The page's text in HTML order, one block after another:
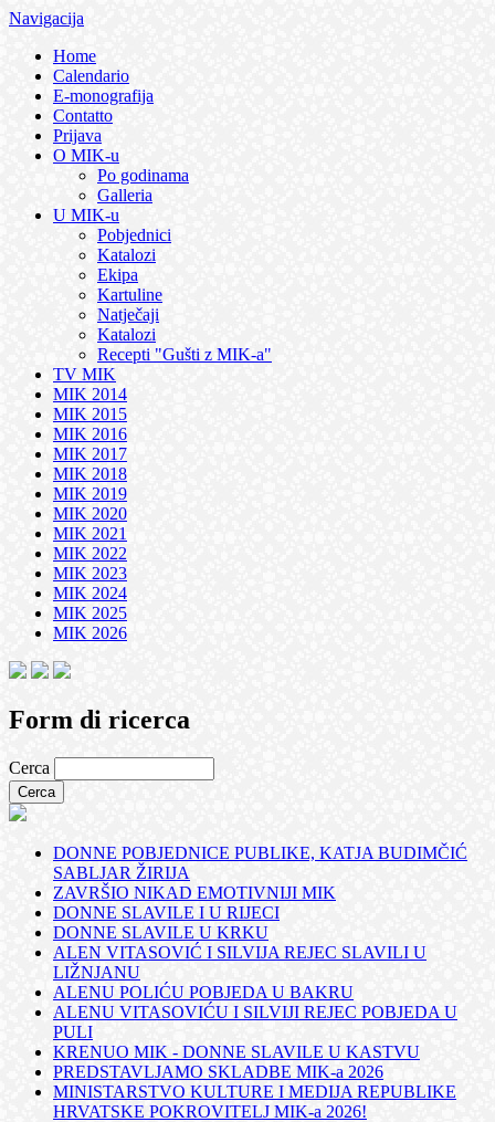
Navigacija
Home
Calendario
E-monografija
Contatto
Prijava
O MIK-u
Po godinama
Galleria
U MIK-u
Pobjednici
Katalozi
Ekipa
Kartuline
Natječaji
Katalozi
Recepti "Gušti z MIK-a"
TV MIK
MIK 2014
MIK 2015
MIK 2016
MIK 2017
MIK 2018
MIK 2019
MIK 2020
MIK 2021
MIK 2022
MIK 2023
MIK 2024
MIK 2025
MIK 2026
Form di ricerca
Cerca
DONNE POBJEDNICE PUBLIKE, KATJA BUDIMČIĆ
SABLJAR ŽIRIJA
ZAVRŠIO NIKAD EMOTIVNIJI MIK
DONNE SLAVILE I U RIJECI
DONNE SLAVILE U KRKU
ALEN VITASOVIĆ I SILVIJA REJEC SLAVILI U
LIŽNJANU
ALENU POLIĆU POBJEDA U BAKRU
ALENU VITASOVIĆU I SILVIJI REJEC POBJEDA U
PULI
KRENUO MIK - DONNE SLAVILE U KASTVU
PREDSTAVLJAMO SKLADBE MIK-a 2026
MINISTARSTVO KULTURE I MEDIJA REPUBLIKE
HRVATSKE POKROVITELJ MIK-a 2026!